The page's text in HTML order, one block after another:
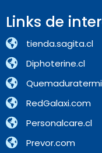
Links de
tienda.sagita.cl
Diphoterine.cl
RedGalaxi.com
Personalcare.cl
Prevor.com